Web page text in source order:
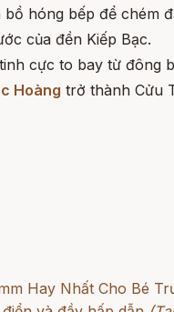
hóng bếp để chém
của đền Kiếp Bạc.
cực to bay từ đông
Hoàng trở thành Cửu
Hay Nhất Cho Bé